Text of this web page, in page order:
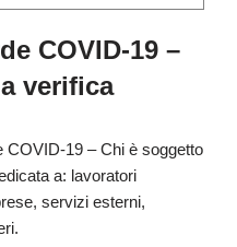
COVID-19 –
verifica
COVID-19 – Chi è soggetto
a: lavoratori
servizi esterni,